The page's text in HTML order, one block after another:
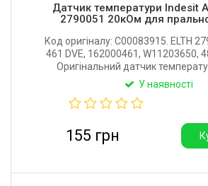
Датчик температури Indesit
2790051 20кОм для
Код оригіналу: C00083915. ELTH
461 DVE, 162000461, W11203650,
Оригінальний датчик
пральної машини Indesit, Ariston.
У наявності
155 грн